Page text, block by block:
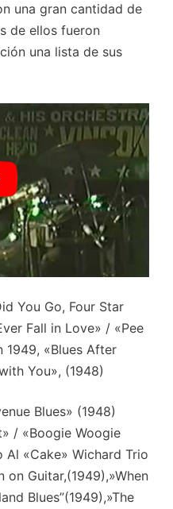
una gran cantidad de
de ellos fueron
una lista de sus
You Go, Four Star
Fall in Love» / «Pee
1949, «Blues After
You», (1948)
Blues» (1948)
/ «Boogie Woogie
«Cake» Wichard Trio
on Guitar,(1949),»When
Blues”(1949),»The